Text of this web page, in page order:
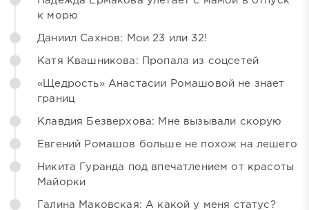
к морю
Даниил Сахнов: Мои 23 или 32!
Катя Квашникова: Пропала из соцсетей
«Щедрость» Анастасии Ромашовой не знает
границ
Клавдия Безверхова: Мне вызывали скорую
Евгений Ромашов больше не похож на лешего
Никита Гуранда под впечатлением от красоты
Майорки
Галина Маковская: А какой у меня статус?